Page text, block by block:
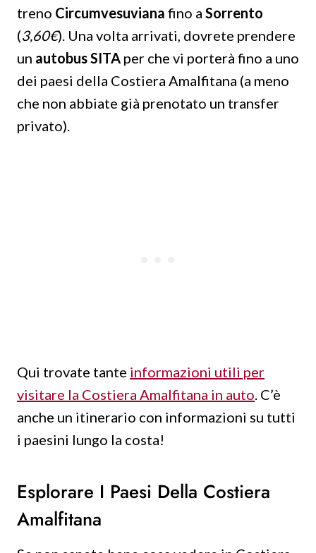
treno Circumvesuviana fino a Sorrento
(3,60€). Una volta arrivati, dovrete prendere
un autobus SITA per che vi porterà fino a uno
dei paesi della Costiera Amalfitana (a meno
che non abbiate già prenotato un transfer
privato).
Qui trovate tante informazioni utili per
visitare la Costiera Amalfitana in auto. C’è
anche un itinerario con informazioni su tutti
i paesini lungo la costa!
Esplorare I Paesi Della Costiera
Amalfitana